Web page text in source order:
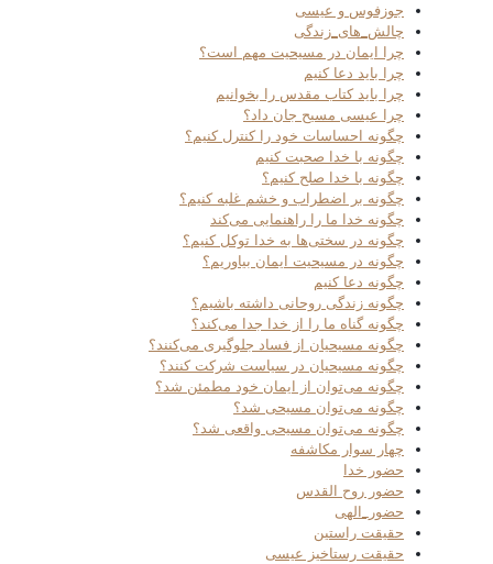
جوزفوس و عیسی
چالش_های_زندگی
چرا ایمان در مسیحیت مهم است؟
چرا باید دعا کنیم
چرا باید کتاب مقدس را بخوانیم
چرا عیسی مسیح جان داد؟
چگونه احساسات خود را کنترل کنیم؟
چگونه با خدا صحبت کنیم
چگونه با خدا صلح کنیم؟
چگونه بر اضطراب و خشم غلبه کنیم؟
چگونه خدا ما را راهنمایی می‌کند
چگونه در سختی‌ها به خدا توکل کنیم؟
چگونه در مسیحیت ایمان بیاوریم؟
چگونه دعا کنیم
چگونه زندگی روحانی داشته باشیم؟
چگونه گناه ما را از خدا جدا می‌کند؟
چگونه مسیحیان از فساد جلوگیری می‌کنند؟
چگونه مسیحیان در سیاست شرکت کنند؟
چگونه می‌توان از ایمان خود مطمئن شد؟
چگونه می‌توان مسیحی شد؟
چگونه می‌توان مسیحی واقعی شد؟
چهار سوار مکاشفه
حضور خدا
حضور روح القدس
حضور_الهی
حقیقت راستین
حقیقت رستاخیز عیسی